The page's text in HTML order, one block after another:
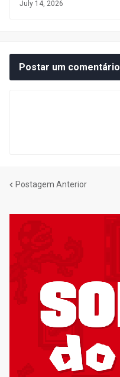
July 14, 2026
Postar um comentário
Postagem Anterior